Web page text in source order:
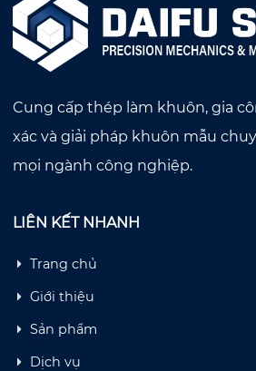
Cung cấp thép làm khuôn, gia
xác và giải pháp khuôn mẫu
mọi ngành công nghiệp.
LIÊN KẾT NHANH
Trang chủ
Giới thiệu
Sản phẩm
Dịch vụ